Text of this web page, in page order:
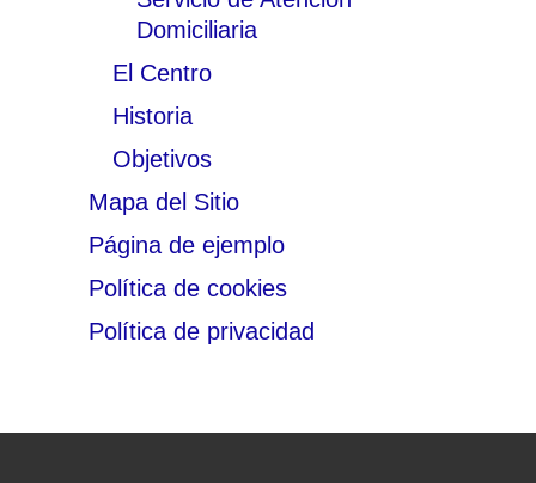
Domiciliaria
El Centro
Historia
Objetivos
Mapa del Sitio
Página de ejemplo
Política de cookies
Política de privacidad